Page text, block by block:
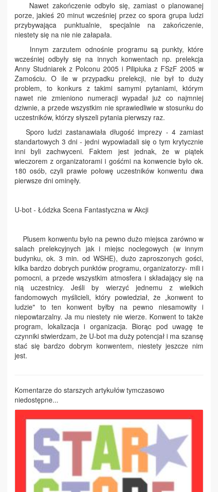
Nawet zakończenie odbyło się, zamiast o planowanej
porze, jakieś 20 minut wcześniej przez co spora grupa ludzi
przybywająca punktualnie, specjalnie na zakończenie,
niestety się na nie nie załapała.
Innym zarzutem odnośnie programu są punkty, które
wcześniej odbyły się na innych konwentach np. prelekcja
Anny Studniarek z Polconu 2005 i Pilipiuka z FSzF 2005 w
Zamościu. O ile w przypadku prelekcji, nie był to duży
problem, to konkurs z takimi samymi pytaniami, którym
nawet nie zmieniono numeracji wypadał już co najmniej
dziwnie, a przede wszystkim nie sprawiedliwie w stosunku do
uczestników, którzy słyszeli pytania pierwszy raz.
Sporo ludzi zastanawiała długość imprezy - 4 zamiast
standartowych 3 dni - jedni wypowiadali się o tym krytycznie
inni byli zachwyceni. Faktem jest jednak, że w piątek
wieczorem z organizatorami i gośćmi na konwencie było ok.
180 osób, czyli prawie połowę uczestników konwentu dwa
pierwsze dni ominęły.
U-bot - Łódzka Scena Fantastyczna w Akcji
Plusem konwentu było na pewno dużo miejsca zarówno w
salach prelekcyjnych jak i miejsc noclegowych (w innym
budynku, ok. 3 min. od WSHE), dużo zaproszonych gości,
kilka bardzo dobrych punktów programu, organizatorzy- mili i
pomocni, a przede wszystkim atmosfera i składający się na
nią uczestnicy. Jeśli by wierzyć jednemu z wielkich
fandomowych myślicieli, który powiedział, że „konwent to
ludzie" to ten konwent byłby na pewno niesamowity i
niepowtarzalny. Ja mu niestety nie wierze. Konwent to także
program, lokalizacja i organizacja. Biorąc pod uwagę te
czynniki stwierdzam, że U-bot ma duży potencjał i ma szansę
stać się bardzo dobrym konwentem, niestety jeszcze nim
jest.
Komentarze do starszych artykułów tymczasowo
niedostępne...